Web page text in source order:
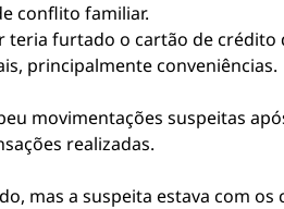
conflito familiar.
teria furtado o cartão de
principalmente conveniências.
movimentações suspeitas
realizadas.
mas a suspeita estava com